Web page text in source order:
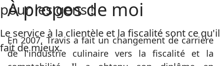
pour les gens !
Le service à la clientèle et la fiscalité sont ce qu'il
fait de mieux.
À propos de moi
En 2007, Travis a fait un changement de carrière
de l'industrie culinaire vers la fiscalité et la